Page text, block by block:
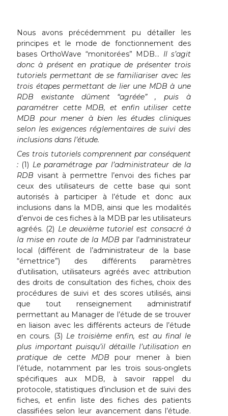
Nous avons précédemment pu détailler les
principes et le mode de fonctionnement des
bases OrthoWave “monitorées” MDB… Il s’agit
donc à présent en pratique de présenter trois
tutoriels permettant de se familiariser avec les
trois étapes permettant de lier une MDB à une
RDB existante dûment “agréée” , puis à
paramétrer cette MDB, et enfin utiliser cette
MDB pour mener à bien les études cliniques
selon les exigences réglementaires de suivi des
inclusions dans l’étude.
Ces trois tutoriels comprennent par conséquent
: (1) Le paramétrage par l’administrateur de la
RDB visant à permettre l’envoi des fiches par
ceux des utilisateurs de cette base qui sont
autorisés à participer à l’étude et donc aux
inclusions dans la MDB, ainsi que les modalités
d’envoi de ces fiches à la MDB par les utilisateurs
agréés. (2) Le deuxième tutoriel est consacré à
la mise en route de la MDBpar l’administrateur
local (différent de l’administrateur de la base
“émettrice”) des différents paramètres
d’utilisation, utilisateurs agréés avec attribution
des droits de consultation des fiches, choix des
procédures de suivi et des scores utilisés, ainsi
que tout renseignement administratif
permettant au Manager de l’étude de se trouver
en liaison avec les différents acteurs de l’étude
en cours. (3) Le troisième enfin, est au final le
plus important puisqu’il détaille l’utilisation en
pratique de cette MDB pour mener à bien
l’étude, notamment par les trois sous-onglets
spécifiques aux MDB, à savoir rappel du
protocole, statistiques d’inclusion et de suivi des
fiches, et enfin liste des fiches des patients
classifiées selon leur avancement dans l’étude.